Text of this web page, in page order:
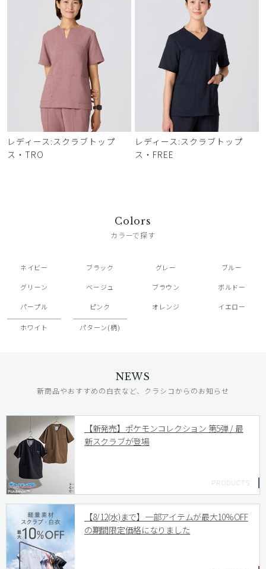
レディース:スクラブトップ
ス・TRO
レディース:スクラブトップ
ス・FREE
Colors
カラーで探す
ネイビー ブラック グレー ブルー
グリーン ベージュ ブラウン ボルドー
パープル ピンク オレンジ イエロー
ホワイト パターン(柄)
NEWS
新商品やおすすめの白衣など、クラシコからのお知らせ
【新発売】ポケモンコレクション 第5弾 / 最
新スクラブが登場
【8/12(水)まで】一部アイテムが最大10%OFF
の期間限定価格になりました